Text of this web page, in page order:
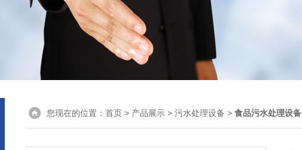
您现在的位置： 首页 > 产品展示 > 污水处理设备 > 食品污水处理设备